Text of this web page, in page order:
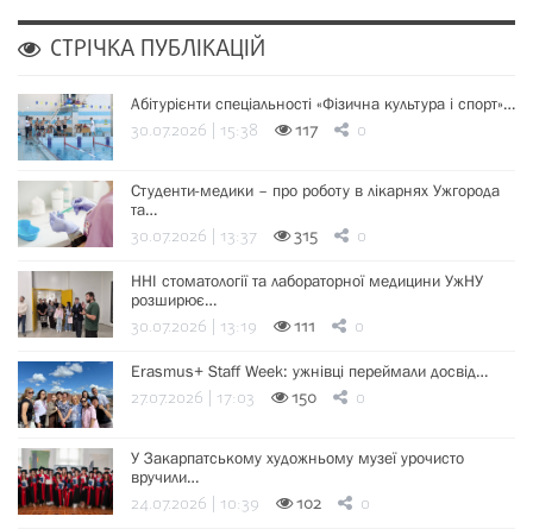
СТРІЧКА ПУБЛІКАЦІЙ
Абітурієнти спеціальності «Фізична культура і спорт»…
30.07.2026 | 15:38 117 0
Студенти-медики – про роботу в лікарнях Ужгорода
та…
30.07.2026 | 13:37 315 0
ННІ стоматології та лабораторної медицини УжНУ
розширює…
30.07.2026 | 13:19 111 0
Erasmus+ Staff Week: ужнівці переймали досвід…
27.07.2026 | 17:03 150 0
У Закарпатському художньому музеї урочисто
вручили…
24.07.2026 | 10:39 102 0